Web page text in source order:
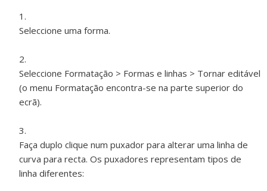
Seleccione uma forma.
Seleccione Formatação > Formas e linhas > Tornar editável
(o menu Formatação encontra-se na parte superior do
ecrã).
Faça duplo clique num puxador para alterar uma linha de
curva para recta. Os puxadores representam tipos de
linha diferentes: